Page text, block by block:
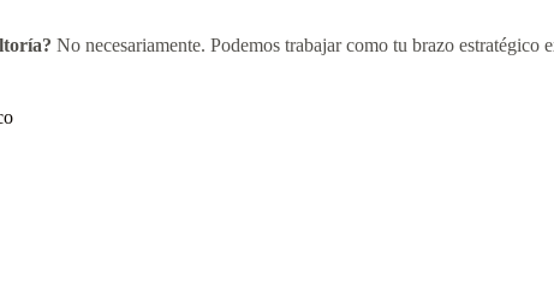
No necesariamente. Podemos trabajar como tu brazo